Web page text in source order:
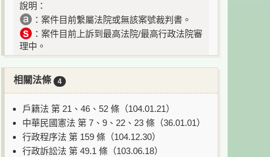
說明：
：案件目前繫屬法院或無該案號裁判書。
：案件目前上訴到最高法院/最高行政法院審
理中。
相關法條 4
戶籍法 第 21、46、52 條（104.01.21）
中華民國憲法 第 7、9、22、23 條（36.01.01）
行政程序法 第 159 條（104.12.30）
行政訴訟法 第 49.1 條（103.06.18）